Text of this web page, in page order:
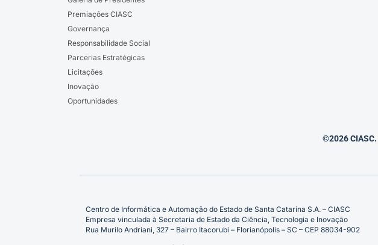
Premiações CIASC
Governança
Responsabilidade Social
Parcerias Estratégicas
Licitações
Inovação
Oportunidades
©2026 CIASC.
Centro de Informática e Automação do Estado de Santa Catarina S.A. – CIASC
Empresa vinculada à Secretaria de Estado da Ciência, Tecnologia e Inovação
Rua Murilo Andriani, 327 – Bairro Itacorubi – Florianópolis – SC – CEP 88034-902